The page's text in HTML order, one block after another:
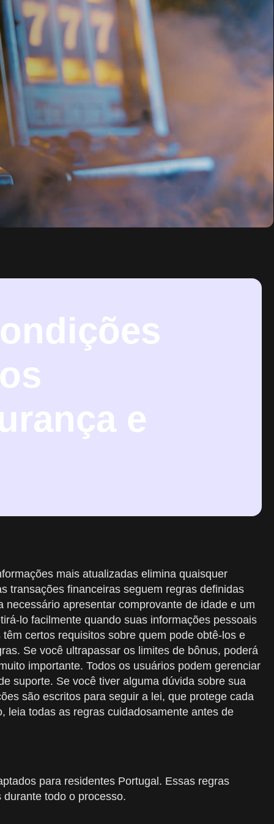
e
mais atualizadas elimina quaisquer
transações financeiras seguem regras definidas
apresentar comprovante de idade e um
lo facilmente quando suas informações pessoais
certos requisitos sobre quem pode obtê-los e
Se você ultrapassar os limites de bônus, poderá
importante. Todos os usuários podem gerenciar
suporte. Se você tiver alguma dúvida sobre sua
são escritos para seguir a lei, que protege cada
leia todas as regras cuidadosamente antes de
para residentes Portugal. Essas regras
todo o processo.